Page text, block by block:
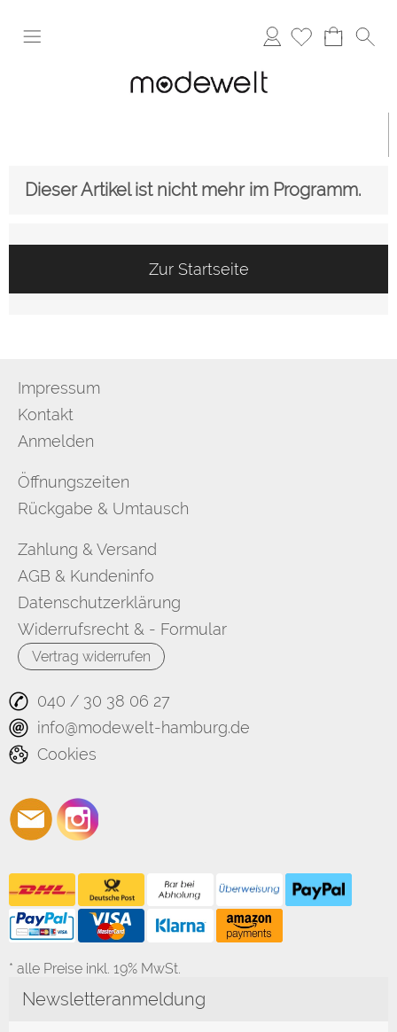
Anmelden
Dieser Artikel ist nicht mehr im Programm.
Zur Startseite
Impressum
Kontakt
Anmelden
Öffnungszeiten
Rückgabe & Umtausch
Zahlung & Versand
AGB & Kundeninfo
Datenschutzerklärung
Widerrufsrecht & - Formular
Vertrag widerrufen
040 / 30 38 06 27
info@modewelt-hamburg.de
Cookies
* alle Preise inkl. 19% MwSt.